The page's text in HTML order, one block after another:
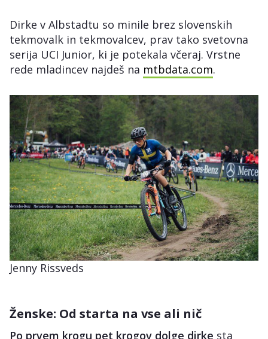
Dirke v Albstadtu so minile brez slovenskih
tekmovalk in tekmovalcev, prav tako svetovna
serija UCI Junior, ki je potekala včeraj. Vrstne
rede mladincev najdeš na mtbdata.com.
Jenny Rissveds
Ženske: Od starta na vse ali nič
Po prvem krogu pet krogov dolge dirke sta